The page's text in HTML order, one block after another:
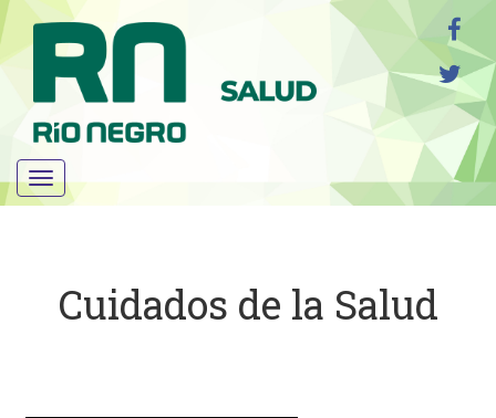
Menú
Cuidados de la Salud